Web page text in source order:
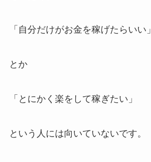
「自分だけがお金を稼げたらいい」
とか
「とにかく楽をして稼ぎたい」
という人には向いていないです。